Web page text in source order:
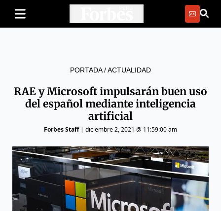
PORTADA/ACTUALIDAD
RAE y Microsoft impulsarán buen uso
del español mediante inteligencia
artificial
Forbes Staff| diciembre 2, 2021 @ 11:59:00 am